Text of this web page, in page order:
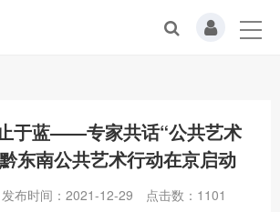
于蓝——专家共话“公共艺术
东南公共艺术行动在京启动
发布时间：2021-12-29 点击数： 1101